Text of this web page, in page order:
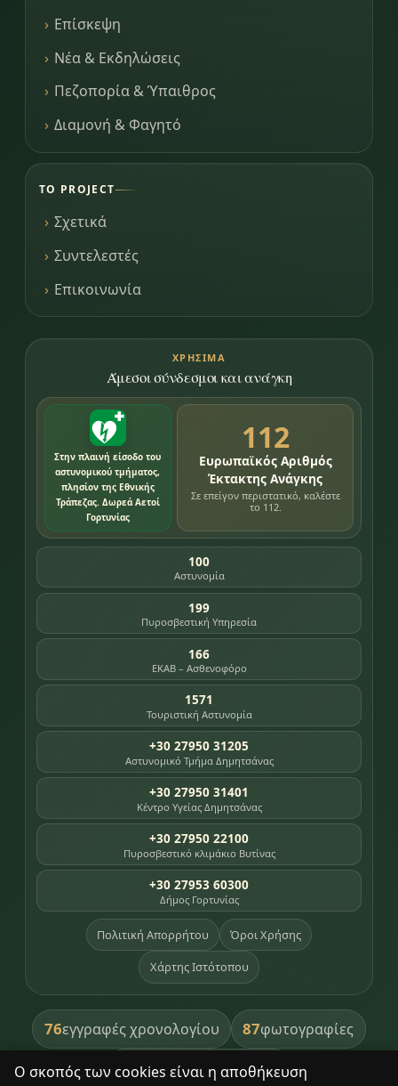
Ο σκοπός των cookies είναι η αποθήκευση
Επίσκεψη
Νέα & Εκδηλώσεις
Πεζοπορία & Ύπαιθρος
Διαμονή & Φαγητό
ΤΟ PROJECT
Σχετικά
Συντελεστές
Επικοινωνία
ΧΡΉΣΙΜΑ
Άμεσοι σύνδεσμοι και ανάγκη
Στην πλαινή είσοδο του
αστυνομικού τμήματος,
πλησίον της Εθνικής
Τράπεζας. Δωρεά Αετοί
Γορτυνίας
112
Ευρωπαϊκός Αριθμός
Έκτακτης Ανάγκης
Σε επείγον περιστατικό, καλέστε
το 112.
100
Αστυνομία
199
Πυροσβεστική Υπηρεσία
166
ΕΚΑΒ – Ασθενοφόρο
1571
Τουριστική Αστυνομία
+30 27950 31205
Αστυνομικό Τμήμα Δημητσάνας
+30 27950 31401
Κέντρο Υγείας Δημητσάνας
+30 27950 22100
Πυροσβεστικό κλιμάκιο Βυτίνας
+30 27953 60300
Δήμος Γορτυνίας
Πολιτική Απορρήτου Όροι Χρήσης
Χάρτης Ιστότοπου
76εγγραφές χρονολογίου 87φωτογραφίες
391βιβλία βιβλιοθήκης